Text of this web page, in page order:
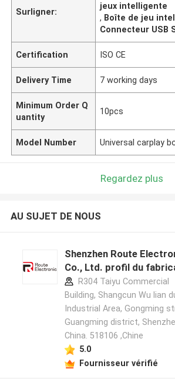
Surligner:
jeux intelligente
, Boîte de jeu
Connecteur USB
Certification ISO CE
Delivery Time 7 working days
Minimum Order Q
uantity
10pcs
Model Number Universal carplay
Regardez plus
AU SUJET DE NOUS
Shenzhen Route
Co., Ltd. profil du
R304 Taiyu Commercial
Building, Shangcun Wu lian
Industrial Area, Gongming
Guangming district,
China. 518106 ,Chine
5.0
Fournisseur vérifié